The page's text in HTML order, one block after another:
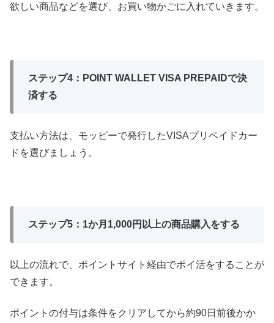
欲しい商品などを選び、お買い物かごに入れていきます。
ステップ4：POINT WALLET VISA PREPAIDで決
済する
支払い方法は、モッピーで発行したVISAプリペイドカー
ドを選びましょう。
ステップ5：1か月1,000円以上の商品購入をする
以上の流れで、ポイントサイト経由でポイ活をすることが
できます。
ポイントの付与は条件をクリアしてから約90日前後かか